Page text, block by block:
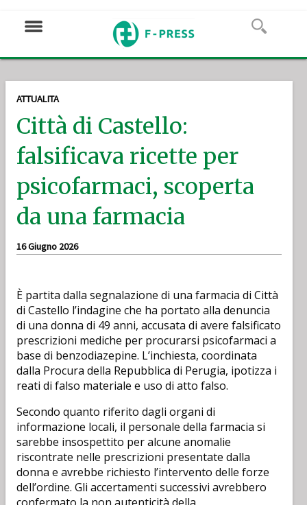
ATTUALITA
Città di Castello:
falsificava ricette per
psicofarmaci, scoperta
da una farmacia
16 Giugno 2026
È partita dalla segnalazione di una farmacia di Città
di Castello l’indagine che ha portato alla denuncia
di una donna di 49 anni, accusata di avere falsificato
prescrizioni mediche per procurarsi psicofarmaci a
base di benzodiazepine. L’inchiesta, coordinata
dalla Procura della Repubblica di Perugia, ipotizza i
reati di falso materiale e uso di atto falso.
Secondo quanto riferito dagli organi di
informazione locali, il personale della farmacia si
sarebbe insospettito per alcune anomalie
riscontrate nelle prescrizioni presentate dalla
donna e avrebbe richiesto l’intervento delle forze
dell’ordine. Gli accertamenti successivi avrebbero